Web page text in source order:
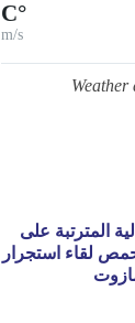
°C
m/s
Weather
المترتبة على
لقاء استجرار